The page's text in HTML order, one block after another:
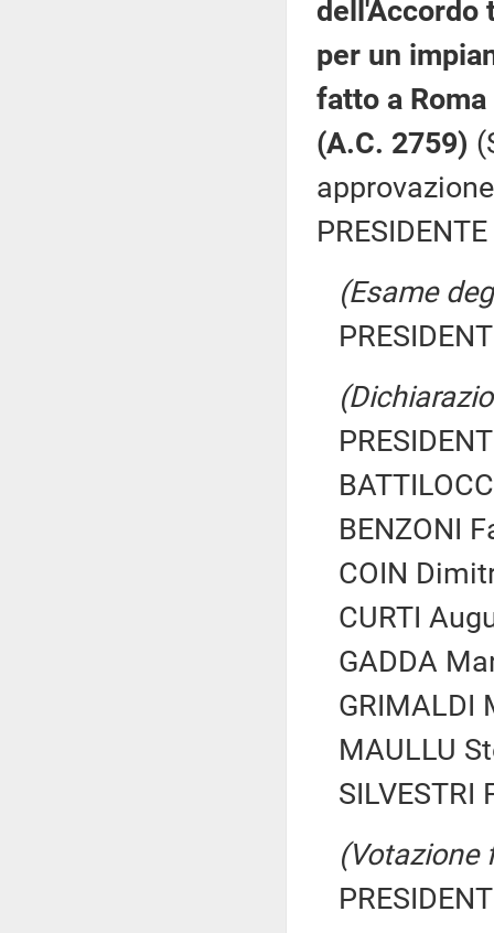
dell'Accordo
per un
fatto a
(A.C. 2759)
(Esame
BENZONI
COIN
CURTI
GADDA
GRIMALDI
MAULLU
(Votazione